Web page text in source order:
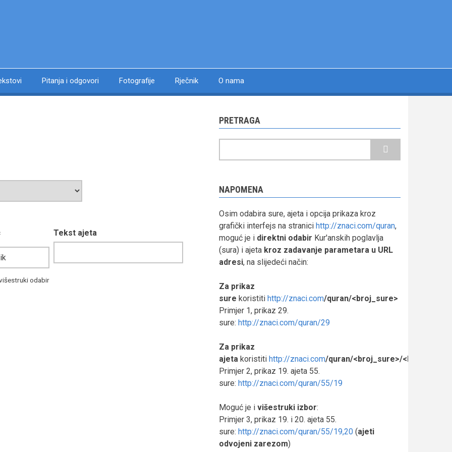
Pitanja i odgovori Fotografije Rječnik O nama
odabir
Tekst ajeta
PRETRAGA
NAPOMENA
Osim odabira sure, ajeta i opcija prikaza kroz
grafički interfejs na stranici http://znaci.com/quran,
moguć je i direktni odabir Kur'anskih poglavlja
(sura) i ajeta kroz zadavanje parametara u URL
adresi, na slijedeći način:
Za prikaz
sure koristiti http://znaci.com/quran/<broj_sure>
Primjer 1, prikaz 29.
sure: http://znaci.com/quran/29
Za prikaz
ajeta koristiti http://znaci.com/quran/<broj_sure>/<broj_ajeta>
Primjer 2, prikaz 19. ajeta 55.
sure: http://znaci.com/quran/55/19
Moguć je i višestruki izbor:
Primjer 3, prikaz 19. i 20. ajeta 55.
sure: http://znaci.com/quran/55/19,20 (ajeti
odvojeni zarezom)